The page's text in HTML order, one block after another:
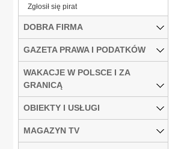
Zgłosił się pirat
DOBRA FIRMA
GAZETA PRAWA I PODATKÓW
WAKACJE W POLSCE I ZA
GRANICĄ
OBIEKTY I USŁUGI
MAGAZYN TV